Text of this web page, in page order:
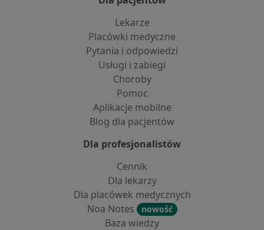
Lekarze
Placówki medyczne
Pytania i odpowiedzi
Usługi i zabiegi
Choroby
Pomoc
Aplikacje mobilne
Blog dla pacjentów
Dla profesjonalistów
Cennik
Dla lekarzy
Dla placówek medycznych
Noa Notes
nowość
Baza wiedzy